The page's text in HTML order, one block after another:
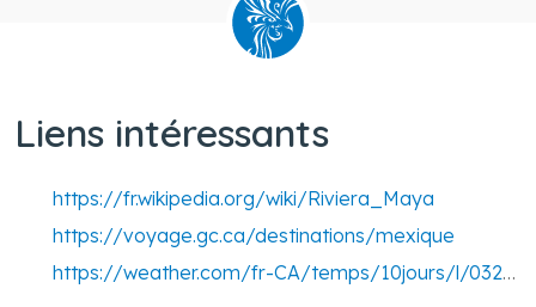
Liens intéressants
https://fr.wikipedia.org/wiki/Riviera_Maya
https://voyage.gc.ca/destinations/mexique
https://weather.com/fr-CA/temps/10jours/l/032794c332bf7f5df42c9f55f9e45deaccceaf409fffed8a99c959a5df05e055